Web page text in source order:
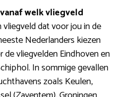
welk vliegveld
vliegveld dat voor jou in de
Nederlanders kiezen
de vliegvelden Eindhoven en
In sommige gevallen
zoals Keulen,